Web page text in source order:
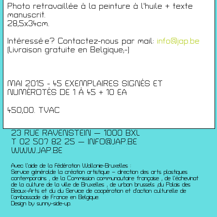
Photo retravaillée à la peinture à l'huile + texte
manuscrit.
28,5x34cm.
Intéressé·e? Contactez-nous par mail: info@jap.be
(Livraison gratuite en Belgique;-)
MAI 2015 - 45 EXEMPLAIRES SIGNÉS ET
NUMÉROTÉS DE 1 À 45 + 10 EA
450,00. TVAC
Films
Rencontres
Architecture + Film
Expositions
Activités scolaires
Saisons Précédentes
JEUNESSE & ARTS PLASTIQUES
23 RUE RAVENSTEIN — 1000 BXL
T 02 507 82 25 —
INFO@JAP.BE
WWW.JAP.BE
Avec l’aide de la Fédération Wallonie-Bruxelles :
Service généralde la création artistique – direction des arts plastiques
contemporains ; de la Commission communautaire française ; de l’échevinat
de la culture de la ville de Bruxelles ; de urban brussels ;du Palais des
Beaux-Arts et du du Service de coopération et d’action culturelle de
l’ambassade de France en Belgique.
Design by sunny-side-up.